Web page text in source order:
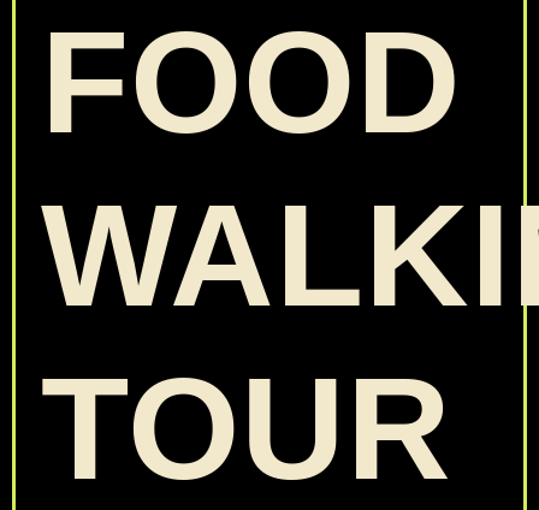
FOOD
TOUR